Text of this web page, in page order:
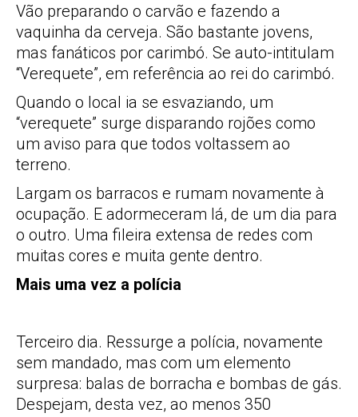
Vão preparando o carvão e fazendo a
vaquinha da cerveja. São bastante jovens,
mas fanáticos por carimbó. Se auto-intitulam
“Verequete”, em referência ao rei do carimbó.
Quando o local ia se esvaziando, um
“verequete” surge disparando rojões como
um aviso para que todos voltassem ao
terreno.
Largam os barracos e rumam novamente à
ocupação. E adormeceram lá, de um dia para
o outro. Uma fileira extensa de redes com
muitas cores e muita gente dentro.
Mais uma vez a polícia
Terceiro dia. Ressurge a polícia, novamente
sem mandado, mas com um elemento
surpresa: balas de borracha e bombas de gás.
Despejam, desta vez, ao menos 350